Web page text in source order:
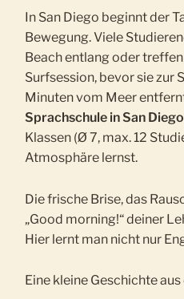
In San Diego beginnt der
Bewegung. Viele
Beach entlang oder
Surfsession, bevor sie zur
Minuten vom Meer
Sprachschule in San Diego
Klassen (Ø 7, max. 12
Atmosphäre lernst.
Die frische Brise, das
„Good morning!“ deiner
Hier lernt man nicht nur
Eine kleine Geschichte